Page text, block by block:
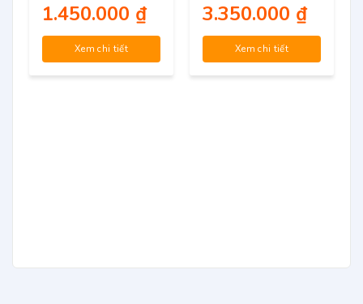
1.450.000 ₫
Xem chi tiết
3.350.000 ₫
Xem chi tiết